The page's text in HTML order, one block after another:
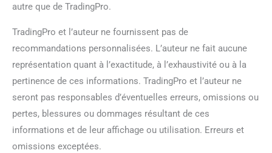
autre que de TradingPro.
TradingPro et l’auteur ne fournissent pas de
recommandations personnalisées. L’auteur ne fait aucune
représentation quant à l’exactitude, à l’exhaustivité ou à la
pertinence de ces informations. TradingPro et l’auteur ne
seront pas responsables d’éventuelles erreurs, omissions ou
pertes, blessures ou dommages résultant de ces
informations et de leur affichage ou utilisation. Erreurs et
omissions exceptées.